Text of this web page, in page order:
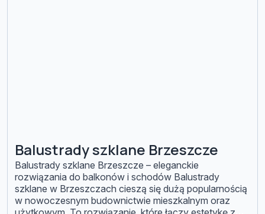
Balustrady szklane Brzeszcze
Balustrady szklane Brzeszcze – eleganckie
rozwiązania do balkonów i schodów Balustrady
szklane w Brzeszczach cieszą się dużą popularnością
w nowoczesnym budownictwie mieszkalnym oraz